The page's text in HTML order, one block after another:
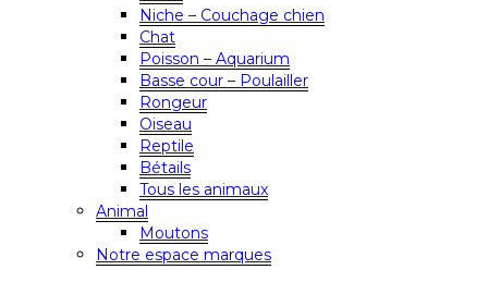
Niche – Couchage chien
Chat
Poisson – Aquarium
Basse cour – Poulailler
Rongeur
Oiseau
Reptile
Bétails
Tous les animaux
Animal
Moutons
Notre espace marques